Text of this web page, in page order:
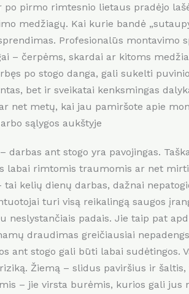
po pirmo rimtesnio lietaus pradėjo
medžiagų. Kai kurie bandė
Profesionalūs montavimo
– čerpėms, skardai ar kitoms
po stogo danga, gali sukelti
bet ir sveikatai kenksmingas
net metų, kai jau pamiršote apie
sąlygos aukštyje
darbas ant stogo yra pavojingas.
labai rimtomis traumomis ar net
tai kelių dienų darbas, dažnai
turi visą reikalingą saugos
neslystančiais padais. Jie taip pat
draudimas greičiausiai
ant stogo gali būti labai
Žiemą – slidus paviršius ir
– jie virsta burėmis, kurios gali jus